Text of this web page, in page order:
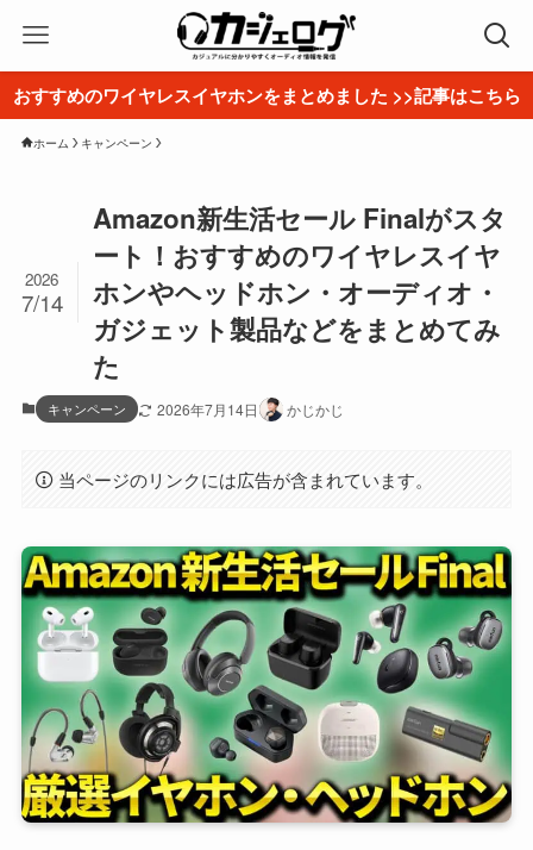
おすすめのワイヤレスイヤホンをまとめました >>記事はこちら
ホーム キャンペーン
Amazon新生活セール Finalがスタ
ート！おすすめのワイヤレスイヤ
ホンやヘッドホン・オーディオ・
ガジェット製品などをまとめてみ
た
2026
7/14
キャンペーン 2026年7月14日 かじかじ
当ページのリンクには広告が含まれています。